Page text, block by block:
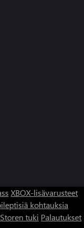
XBOX-lisävarusteet
kohtauksia
tuki Palautukset